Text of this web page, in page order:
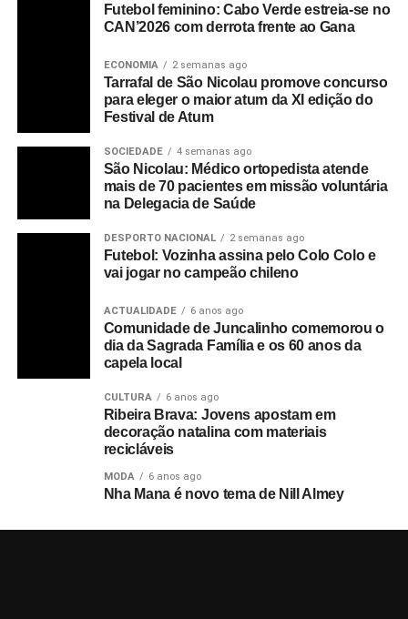
Futebol feminino: Cabo Verde estreia-se no
CAN’2026 com derrota frente ao Gana
ECONOMIA 2 semanas ago
Tarrafal de São Nicolau promove concurso
para eleger o maior atum da XI edição do
Festival de Atum
SOCIEDADE 4 semanas ago
São Nicolau: Médico ortopedista atende
mais de 70 pacientes em missão voluntária
na Delegacia de Saúde
DESPORTO NACIONAL 2 semanas ago
Futebol: Vozinha assina pelo Colo Colo e
vai jogar no campeão chileno
ACTUALIDADE 6 anos ago
Comunidade de Juncalinho comemorou o
dia da Sagrada Família e os 60 anos da
capela local
CULTURA 6 anos ago
Ribeira Brava: Jovens apostam em
decoração natalina com materiais
recicláveis
MODA 6 anos ago
Nha Mana é novo tema de Nill Almey